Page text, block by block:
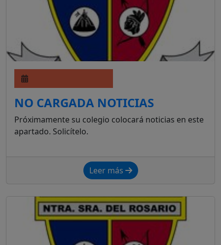
NO CARGADA NOTICIAS
Próximamente su colegio colocará noticias en este
apartado. Solicítelo.
Leer más